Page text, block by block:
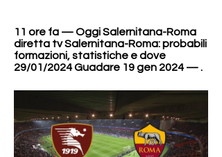
11 ore fa — Oggi Salernitana-Roma
diretta tv Salernitana-Roma: probabili
formazioni, statistiche e dove
29/01/2024 Guadare 19 gen 2024 — .